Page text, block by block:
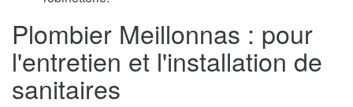
Plombier Meillonnas : pour
l'entretien et l'installation de
sanitaires